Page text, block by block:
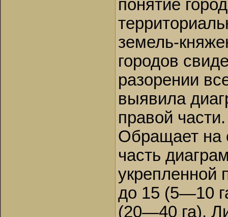
понятие
земель-
городов
разорении
выявила
правой части.
Обращает на
часть
укрепленной
до 15 (5—10
(20—40 га).